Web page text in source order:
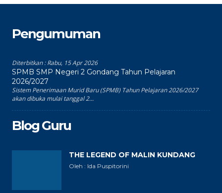
Pengumuman
Diterbitkan :Rabu, 15 Apr 2026
SPMB SMP Negeri 2 Gondang Tahun Pelajaran
2026/2027
Sistem Penerimaan Murid Baru (SPMB) Tahun Pelajaran 2026/2027
akan dibuka mulai tanggal 2...
Blog Guru
THE LEGEND OF MALIN KUNDANG
Oleh : Ida Puspitorini